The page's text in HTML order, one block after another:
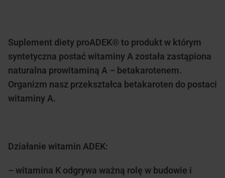
Suplement diety proADEK® to produkt w którym
syntetyczna postać witaminy A została zastąpiona
naturalna prowitaminą A – betakarotenem.
Organizm nasz przekształca betakaroten do postaci
witaminy A.
Działanie witamin ADEK:
– witamina K odgrywa ważną rolę w budowie i